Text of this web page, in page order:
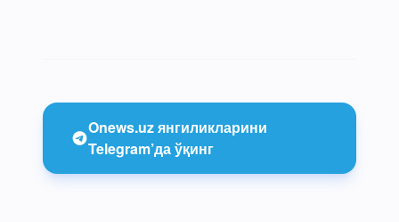
Onews.uz янгиликларини
Telegram’да ўқинг